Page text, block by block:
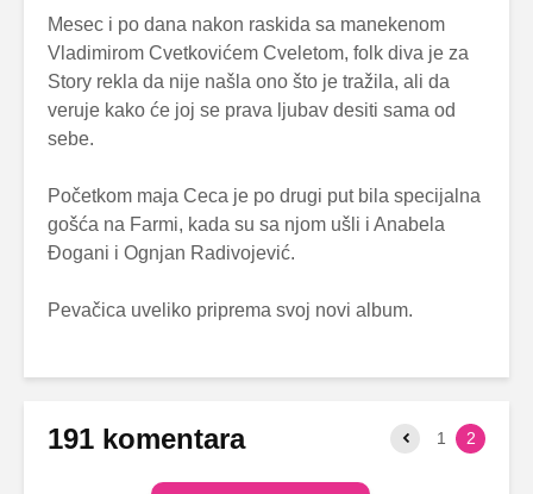
Mesec i po dana nakon raskida sa manekenom
Vladimirom Cvetkovićem Cveletom, folk diva je za
Story rekla da nije našla ono što je tražila, ali da
veruje kako će joj se prava ljubav desiti sama od
sebe.
Početkom maja Ceca je po drugi put bila specijalna
gošća na Farmi, kada su sa njom ušli i Anabela
Đogani i Ognjan Radivojević.
Pevačica uveliko priprema svoj novi album.
191 komentara 1 2